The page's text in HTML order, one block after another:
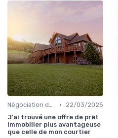
Négociation des conditions •
22/03/2025
J'ai trouvé une offre de prêt
immobilier plus avantageuse
que celle de mon courtier